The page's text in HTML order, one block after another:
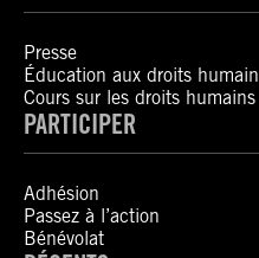
Presse
Éducation aux droits
Cours sur les droits humains
PARTICIPER
Adhésion
Passez à l’action
Bénévolat